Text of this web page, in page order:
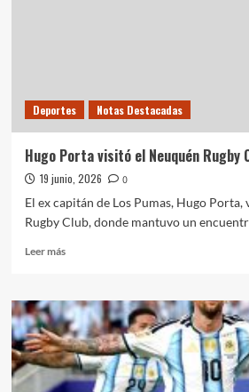
Deportes Notas Destacadas
Hugo Porta visitó el Neuquén Rugby
19 junio, 2026
0
El ex capitán de Los Pumas, Hugo
Rugby Club, donde mantuvo un
Leer másLeer
Hugo
Porta
visitó
el
Neuquén
Rugby